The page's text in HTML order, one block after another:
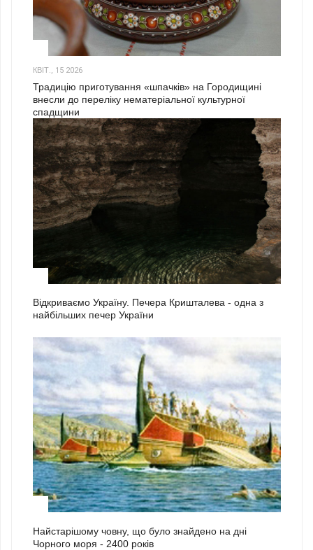
КВІТ., 15 2026
Традицію приготування «шпачків» на Городищині
внесли до переліку нематеріальної культурної
спадщини
Відкриваємо Україну. Печера Кришталева - одна з
найбільших печер України
Найстарішому човну, що було знайдено на дні
Чорного моря - 2400 років